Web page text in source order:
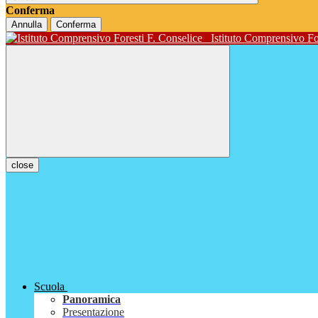
Conferma
Annulla Conferma
Istituto Comprensivo
close
Scuola
Panoramica
Presentazione